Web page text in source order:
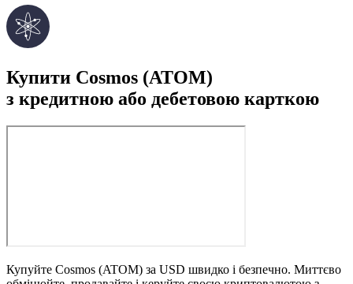
Купити Cosmos (ATOM)
з кредитною або дебетовою карткою
Купуйте Cosmos (ATOM) за USD швидко і безпечно. Миттєво